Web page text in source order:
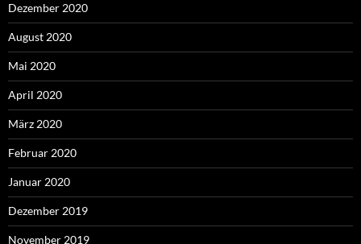
Dezember 2020
August 2020
Mai 2020
April 2020
März 2020
Februar 2020
Januar 2020
Dezember 2019
November 2019